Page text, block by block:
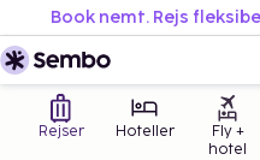
Book nemt. Rejs
Rejser Hoteller
Fly +
hotel